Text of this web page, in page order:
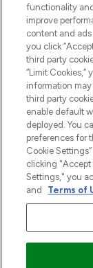
Płać
functionality
improve
content and
you click
third party
“Limit Cookies,”
information
third party
enable default
deployed. You
preferences for
Cookie
clicking "Accept
Settings," you
and
Terms of